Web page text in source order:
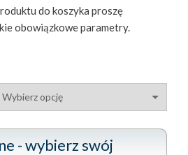
do koszyka proszę
obowiązkowe parametry.
- wybierz swój